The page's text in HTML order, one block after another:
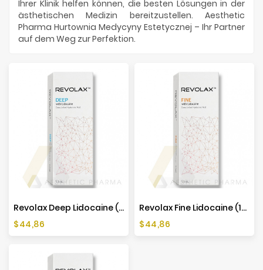
Ihrer Klinik helfen können, die besten Lösungen in der
ästhetischen Medizin bereitzustellen. Aesthetic
Pharma Hurtownia Medycyny Estetycznej – Ihr Partner
auf dem Weg zur Perfektion.
Revolax Deep Lidocaine (1x1,1ml)
Preis
$44,86
Revolax Fine Lidocaine (1x1,1ml)
Preis
$44,86